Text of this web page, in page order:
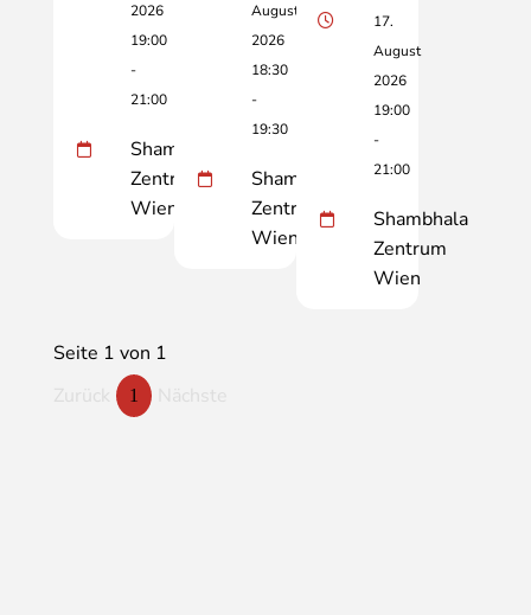
2026
19:00
-
21:00
Shambhala
Zentrum
Wien
August
2026
18:30
-
19:30
Shambhala
Zentrum
Wien
17.
August
2026
19:00
-
21:00
Shambhala
Zentrum
Wien
Seite 1 von 1
1